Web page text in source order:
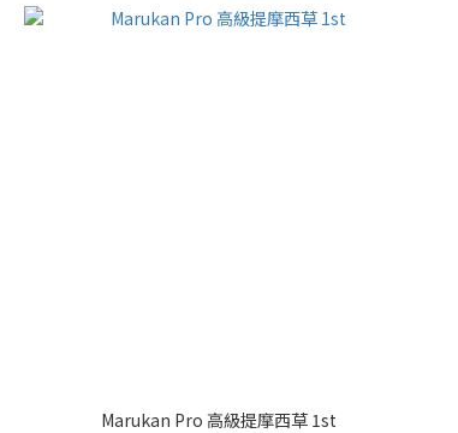
Marukan Pro 高級提摩西草 1st